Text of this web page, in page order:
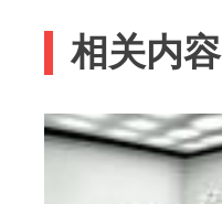
相关内容